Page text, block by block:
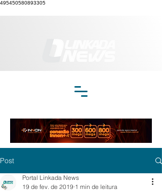
495450580893305
Post
Portal Linkada News
19 de fev. de 2019 1 min de leitura